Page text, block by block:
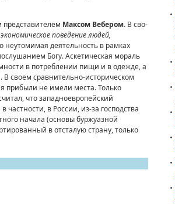
Максом Вебером. В сво­
поведение людей,
деятельность в рамках
Богу. Аскетическая мораль
в потреб­лении пищи и в одежде, а
В своем сравнительно-истори­ческом
прибыли не имели места. Только
что западноевропейский
в России, из-за господства
начала (основы буржуазной
в отсталую страну, только